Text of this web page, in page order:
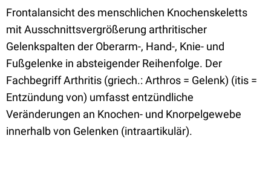
Frontalansicht des menschlichen Knochenskeletts
mit Ausschnittsvergrößerung arthritischer
Gelenkspalten der Oberarm-, Hand-, Knie- und
Fußgelenke in absteigender Reihenfolge. Der
Fachbegriff Arthritis (griech.: Arthros = Gelenk) (itis =
Entzündung von) umfasst entzündliche
Veränderungen an Knochen- und Knorpelgewebe
innerhalb von Gelenken (intraartikulär).